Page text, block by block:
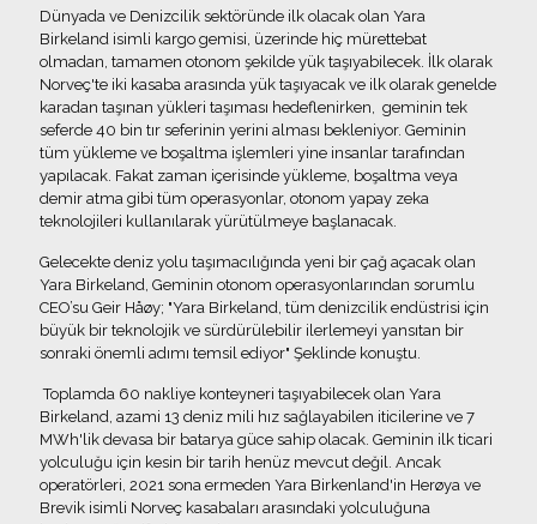
Dünyada ve Denizcilik sektöründe ilk olacak olan Yara
Birkeland isimli kargo gemisi, üzerinde hiç mürettebat
olmadan, tamamen otonom şekilde yük taşıyabilecek. İlk olarak
Norveç'te iki kasaba arasında yük taşıyacak ve ilk olarak genelde
karadan taşınan yükleri taşıması hedeflenirken, geminin tek
seferde 40 bin tır seferinin yerini alması bekleniyor. Geminin
tüm yükleme ve boşaltma işlemleri yine insanlar tarafından
yapılacak. Fakat zaman içerisinde yükleme, boşaltma veya
demir atma gibi tüm operasyonlar, otonom yapay zeka
teknolojileri kullanılarak yürütülmeye başlanacak.
Gelecekte deniz yolu taşımacılığında yeni bir çağ açacak olan
Yara Birkeland, Geminin otonom operasyonlarından sorumlu
CEO’su Geir Håøy; "Yara Birkeland, tüm denizcilik endüstrisi için
büyük bir teknolojik ve sürdürülebilir ilerlemeyi yansıtan bir
sonraki önemli adımı temsil ediyor" Şeklinde konuştu.
Toplamda 60 nakliye konteyneri taşıyabilecek olan Yara
Birkeland, azami 13 deniz mili hız sağlayabilen iticilerine ve 7
MWh'lik devasa bir batarya güce sahip olacak. Geminin ilk ticari
yolculuğu için kesin bir tarih henüz mevcut değil. Ancak
operatörleri, 2021 sona ermeden Yara Birkenland'in Herøya ve
Brevik isimli Norveç kasabaları arasındaki yolculuğuna